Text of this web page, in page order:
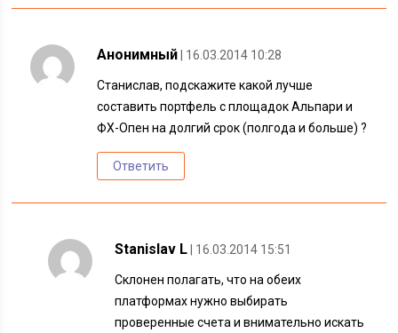
Анонимный | 16.03.2014 10:28
Станислав, подскажите какой лучше
составить портфель с площадок Альпари и
ФХ-Опен на долгий срок (полгода и больше) ?
Ответить
Stanislav L | 16.03.2014 15:51
Склонен полагать, что на обеих
платформах нужно выбирать
проверенные счета и внимательно искать